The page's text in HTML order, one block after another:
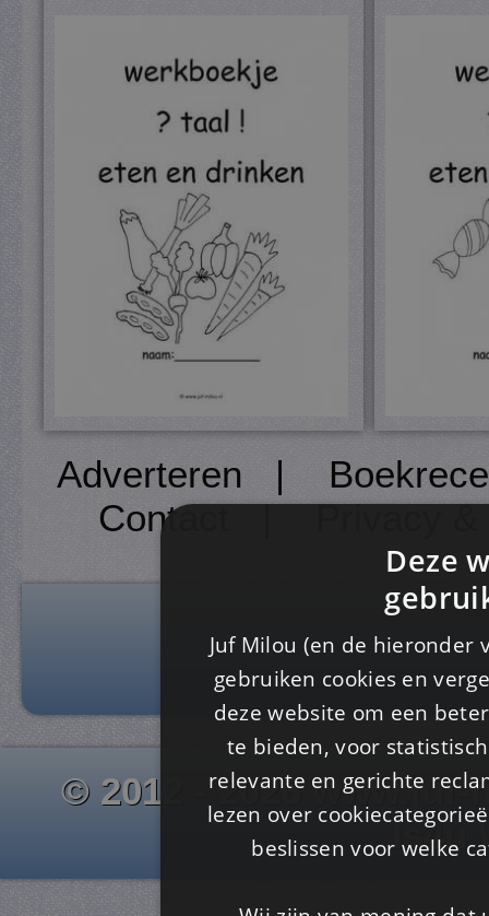
Adverteren |
Contact|Privacy &
© 2012 - 2026
Is4u
Deze
Juf Milou (en de
gebruiken cookies en
deze website om een
te bieden, voor
relevante en gerichte
lezen over
beslissen voor welke